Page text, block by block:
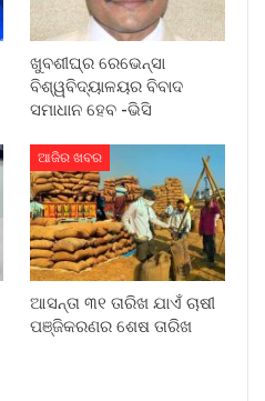
ଖୁବଶୀଘ୍ର ରେଭେନ୍ସା
ବିଶ୍ୱବିଦ୍ୟାଳୟର ବିବାଦ
ସମାଧାନ ହେବ -ଭିସି
ଆଜିର ଖବର
ଆସନ୍ତା ୩୧ ତାରିଖ ଯାଏଁ ଚାଷୀ
ପଞ୍ଜିକରଣର ଶେଷ ତାରିଖ